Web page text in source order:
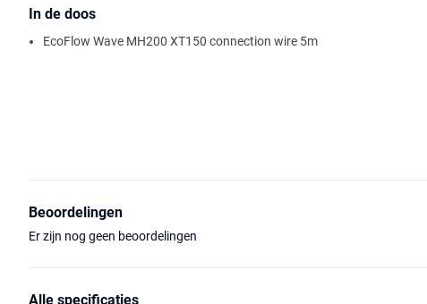
In de doos
EcoFlow Wave MH200 XT150 connection wire 5m
Beoordelingen
Er zijn nog geen beoordelingen
Alle specificaties